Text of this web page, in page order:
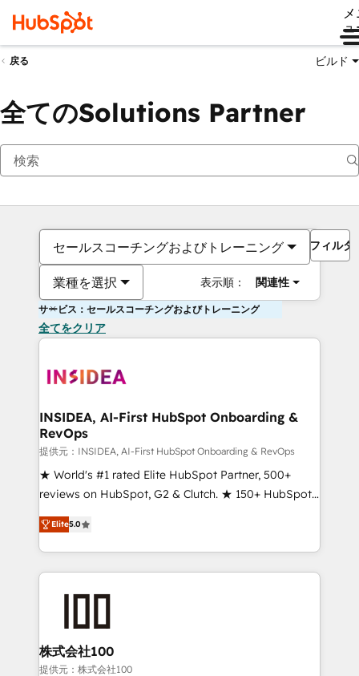
ュ
戻る ビルド
全てのSolutions Partner
セールスコーチングおよびトレーニング
業種を選択 表示順： 関連性
フィルタ
サービス：セールスコーチングおよびトレーニング
全てをクリア
INSIDEA, AI-First HubSpot Onboarding &
RevOps
提供元：INSIDEA, AI-First HubSpot Onboarding & RevOps
★ World's #1 rated Elite HubSpot Partner, 500+
reviews on HubSpot, G2 & Clutch. ★ 150+ HubSpot
Certified Experts & Trainers across the team ★
1,500+ implementations across five continents ★ AI-
First, RevOps-led, Onboarding obsessed ★
Company of the Year 2024/25 INSIDEA helps
and build AI-powered workflows that drive adoption
from week one, in your time zone. What we do ➤
Onboarding: Live in weeks, with workflows built
Elite5.0
株式会社100
提供元：株式会社100